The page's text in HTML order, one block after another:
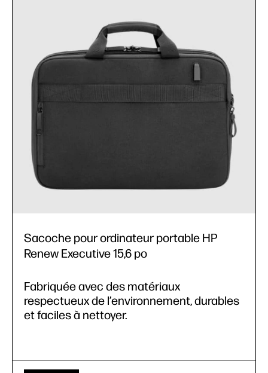
Sacoche pour ordinateur portable HP
Renew Executive 15,6 po
Fabriquée avec des matériaux
respectueux de l’environnement, durables
et faciles à nettoyer.